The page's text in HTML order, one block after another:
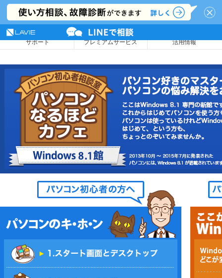
NEC LAVIE公式サイト
サポート プレミアムサービス 活用情報